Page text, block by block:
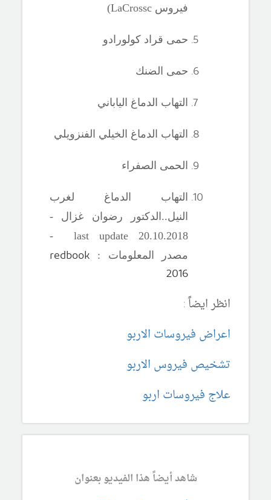
فيروسLaCrossc)
حمى قراد كولورادو
حمى الضنك
التهاب الدماغ الياباني
التهاب الدماغ الخيلي الفنزويلي
الحمى الصفراء
التهاب الدماغ لغرب
النيل.. الدكتور رضوان غزال -
last update 20.10.20
18 -
مصدر المعلومات :
redbook
2016
انظر ايضاً :
اعراض فيروسات الاربو
تشخيص فيروس الاربو
علاج فيروسات اربو
شاهد أيضاً هذا الفيديو بعنوان